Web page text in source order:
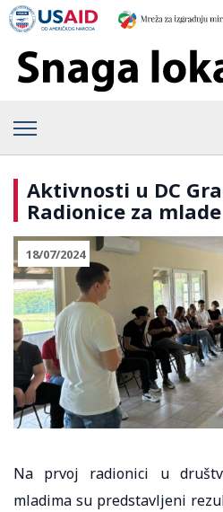
Aktivnosti u DC
Radionice za mlade
18/07/2024
Na prvoj radionici u
mladima su predstavljeni